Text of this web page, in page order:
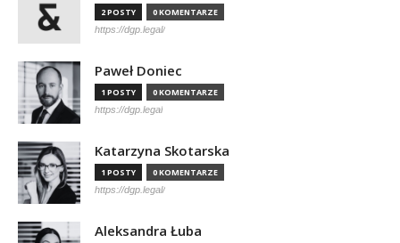
2 POSTY 0 KOMENTARZE
https://dgp.legal/
Paweł Doniec
1 POSTY 0 KOMENTARZE
https://dgp.legal
Katarzyna Skotarska
1 POSTY 0 KOMENTARZE
https://dgp.legal/
Aleksandra Łuba